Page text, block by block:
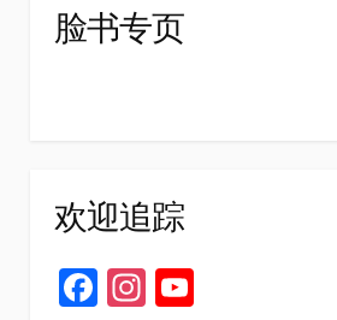
脸书专页
欢迎追踪
Fa In